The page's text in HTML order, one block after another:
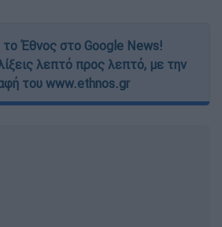
Έθνος στο Google News!
λεπτό προς λεπτό, με την
του www.ethnos.gr